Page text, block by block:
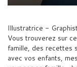
Illustratrice -
Vous trouverez sur
famille, des recettes
avec vos enfants,